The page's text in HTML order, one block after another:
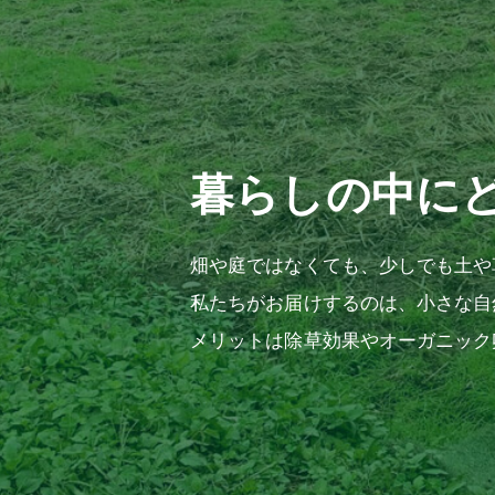
暮らしの中に
畑や庭ではなくても、少しでも土
私たちがお届けするのは、小さな
メリットは除草効果やオーガニッ